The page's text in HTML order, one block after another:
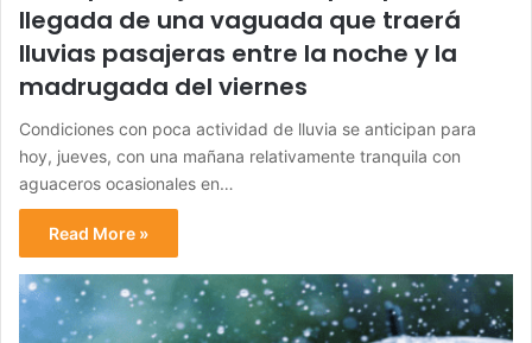
llegada de una vaguada que traerá
lluvias pasajeras entre la noche y la
madrugada del viernes
Condiciones con poca actividad de lluvia se anticipan para
hoy, jueves, con una mañana relativamente tranquila con
aguaceros ocasionales en…
Read More »